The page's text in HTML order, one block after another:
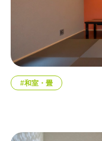
#和室・畳